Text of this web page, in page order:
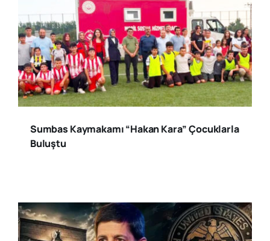
Sumbas Kaymakamı “Hakan Kara” Çocuklarla
Buluştu